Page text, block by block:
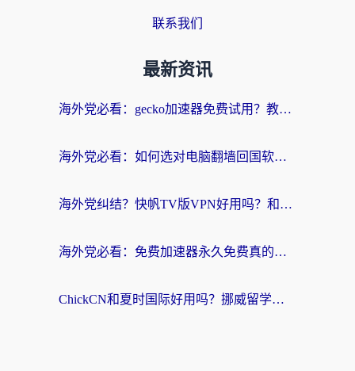
联系我们
最新资讯
海外党必看：gecko加速器免费试用？教你选对回国加速器，无缝刷国内剧玩游戏
海外党必看：如何选对电脑翻墙回国软件，轻松解锁国内资源？
海外党纠结？快帆TV版VPN好用吗？和扇贝手游VPN对比哪个回国效果更好？
海外党必看：免费加速器永久免费真的存在吗？教你选对回国加速器无缝刷国内资源
ChickCN和夏时国际好用吗？挪威留学生亲测3款回国加速器，附穿梭和加速喵对比指南